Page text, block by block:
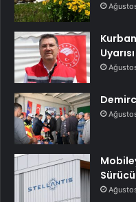
Uyarısı